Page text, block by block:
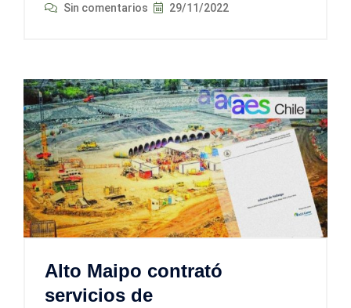
Sin comentarios 29/11/2022
Alto Maipo contrató
servicios de